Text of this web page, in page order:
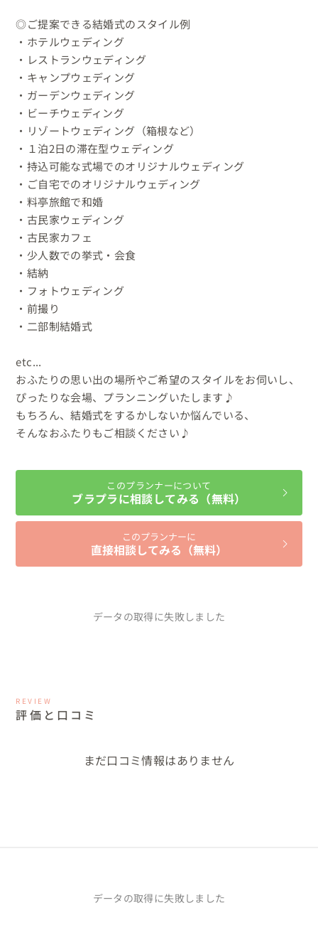
◎ご提案できる結婚式のスタイル例
・ホテルウェディング
・レストランウェディング
・キャンプウェディング
・ガーデンウェディング
・ビーチウェディング
・リゾートウェディング（箱根など）
・１泊2日の滞在型ウェディング
・持込可能な式場でのオリジナルウェディング
・ご自宅でのオリジナルウェディング
・料亭旅館で和婚
・古民家ウェディング
・古民家カフェ
・少人数での挙式・会食
・結納
・フォトウェディング
・前撮り
・二部制結婚式
etc...
おふたりの思い出の場所やご希望のスタイルをお伺いし、
ぴったりな会場、プランニングいたします♪
もちろん、結婚式をするかしないか悩んでいる、
そんなおふたりもご相談ください♪
このプランナーについて
ブラプラに相談してみる（無料）
このプランナーに
直接相談してみる（無料）
データの取得に失敗しました
REVIEW
評価と口コミ
まだ口コミ情報はありません
データの取得に失敗しました